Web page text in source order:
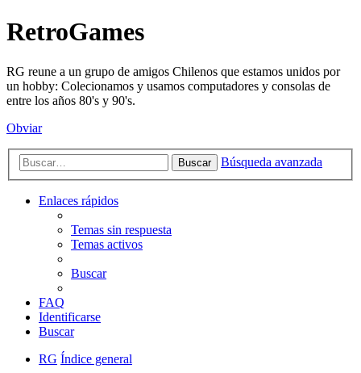
RetroGames
RG reune a un grupo de amigos Chilenos que estamos unidos por
un hobby: Colecionamos y usamos computadores y consolas de
entre los años 80's y 90's.
Obviar
Buscar Búsqueda avanzada
Enlaces rápidos
Temas sin respuesta
Temas activos
Buscar
FAQ
Identificarse
Buscar
RG Índice general